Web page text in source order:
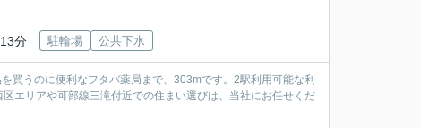
分 駐輪場 公共下水
買うのに便利なフタバ薬局まで、303mです。2駅利用可能な利
エリアや可部線三滝付近での住まい選びは、当社にお任せくだ